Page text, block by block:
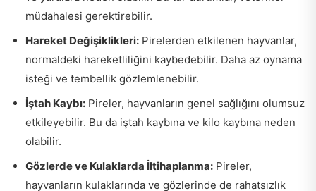
müdahalesi gerektirebilir.
Hareket Değişiklikleri: Pirelerden etkilenen hayvanlar,
normaldeki hareketliliğini kaybedebilir. Daha az oynama
isteği ve tembellik gözlemlenebilir.
İştah Kaybı: Pireler, hayvanların genel sağlığını olumsuz
etkileyebilir. Bu da iştah kaybına ve kilo kaybına neden
olabilir.
Gözlerde ve Kulaklarda İltihaplanma: Pireler,
hayvanların kulaklarında ve gözlerinde de rahatsızlık